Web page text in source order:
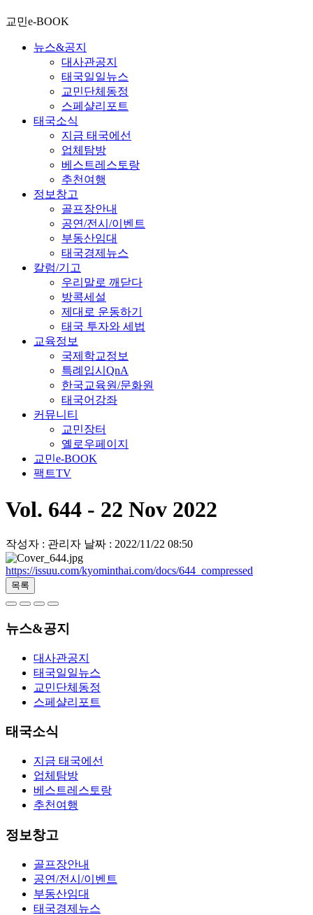
교민e-BOOK
뉴스&공지
대사관공지
태국일일뉴스
교민단체동정
스페샬리포트
태국소식
지금 태국에선
업체탐방
베스트레스토랑
추천여행
정보창고
골프장안내
공연/전시/이벤트
부동산임대
태국경제뉴스
칼럼/기고
우리말로 깨닫다
방콕세설
제대로 운동하기
태국 투자와 세법
교육정보
국제학교정보
특례입시QnA
한국교육원/문화원
태국어강좌
커뮤니티
교민장터
옐로우페이지
교민e-BOOK
팩트TV
Vol. 644 - 22 Nov 2022
작성자 : 관리자 날짜 : 2022/11/22 08:50
https://issuu.com/kyominthai.com/docs/644_compressed
목록
뉴스&공지
대사관공지
태국일일뉴스
교민단체동정
스페샬리포트
태국소식
지금 태국에선
업체탐방
베스트레스토랑
추천여행
정보창고
골프장안내
공연/전시/이벤트
부동산임대
태국경제뉴스